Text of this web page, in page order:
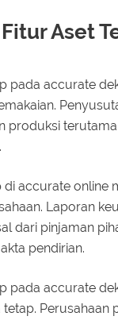
Aset
pada accurate
produksi
accurate online
Laporan
dari pinjaman
pendirian.
pada accurate
Perusahaan